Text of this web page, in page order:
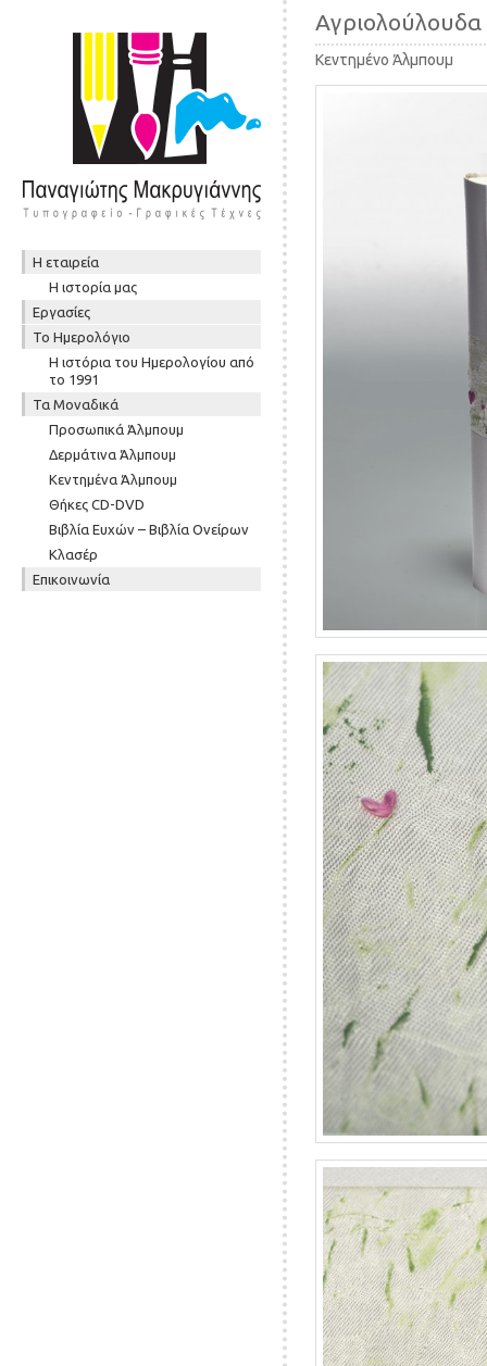
Μενού
Skip to content
Η εταιρεία
Η ιστορία μας
Εργασίες
To Ημερολόγιο
Η ιστόρια του Ημερολογίου από
το 1991
Τα Μοναδικά
Προσωπικά Άλμπουμ
Δερμάτινα Άλμπουμ
Κεντημένα Άλμπουμ
Θήκες CD-DVD
Βιβλία Ευχών – Βιβλία Ονείρων
Κλασέρ
Επικοινωνία
Αγριολούλουδα
Κεντημένο Άλμπουμ